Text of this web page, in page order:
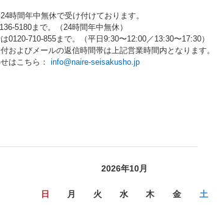
時間年中無休で受け付けております。
5180まで。（24時間年中無休）
0120-710-855まで。（平日9:30〜12:00／13:30〜17:30）
およびメールの返信時間帯は上記営業時間内となります。
はこちら： info@naire-seisakusho.jp
2026年10月
日 月 火 水 木 金 土